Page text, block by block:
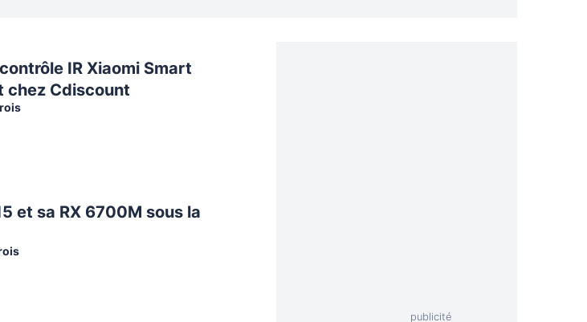
IR Xiaomi Smart
chez Cdiscount
et sa RX 6700M sous la